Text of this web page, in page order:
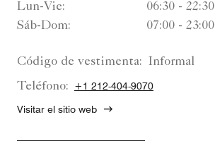
Lun-Vie:
06:30 - 22:30
Sáb-Dom:
07:00 - 23:00
Código de vestimenta: Informal
Teléfono:
+1 212-404-9070
Visitar el sitio web